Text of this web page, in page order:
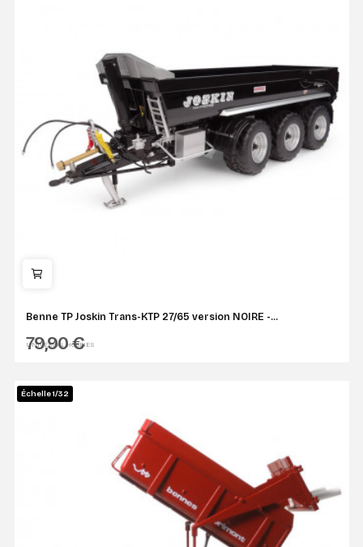
Benne TP Joskin Trans-KTP 27/65 version NOIRE -...
UNIVERSAL HOBBIES
79,90 €
Échelle 1/32